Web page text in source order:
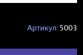
Артикул:5003